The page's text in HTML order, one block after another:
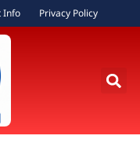
Info Privacy Policy